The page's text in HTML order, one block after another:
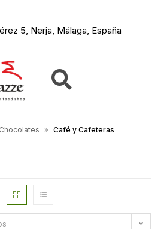
5, Nerja, Málaga, España
» Café y Cafeteras